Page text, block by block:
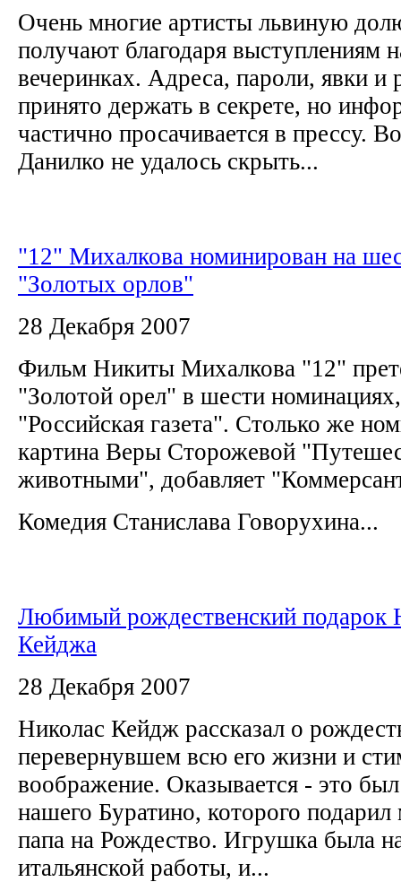
Очень многие артисты львиную
получают благодаря выступлениям
вечеринках. Адреса, пароли, явки и
принято держать в секрете, но
частично просачивается в прессу.
Данилко не удалось скрыть...
"12" Михалкова номинирован на
"Золотых орлов"
28 Декабря 2007
Фильм Никиты Михалкова "12"
"Золотой орел" в шести
"Российская газета". Столько же
картина Веры Сторожевой
животными", добавляет
Комедия Станислава Говорухина...
Любимый рождественский подарок
Кейджа
28 Декабря 2007
Николас Кейдж рассказал о
перевернувшем всю его жизни и
воображение. Оказывается - это
нашего Буратино, которого
папа на Рождество. Игрушка была
итальянской работы, и...